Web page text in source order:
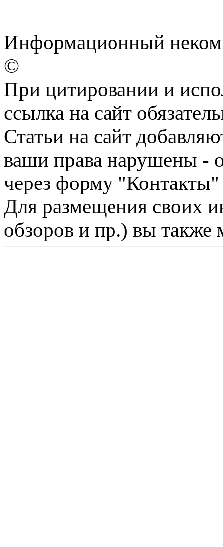
Информационный
©
При цитировании и
ссылка на сайт
Статьи на сайт
ваши права нарушены -
через форму "Контакты"
Для размещения своих
обзоров и пр.) вы также